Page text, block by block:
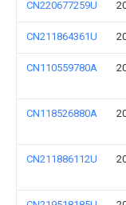
CN220677259U
CN211864361U
CN110559780A
CN118526880A
CN211886112U